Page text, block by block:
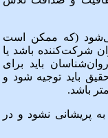
(که ممکن است
شرکت‌کننده باشد یا
باید برای
باید توجیه شود و
باشد.
پریشانی نشود و در